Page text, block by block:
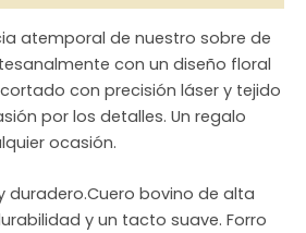
atemporal de nuestro sobre de
con un diseño floral
con precisión láser y tejido
por los detalles. Un regalo
ocasión.
duradero.Cuero bovino de alta
y un tacto suave. Forro